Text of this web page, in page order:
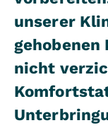
unserer
nicht